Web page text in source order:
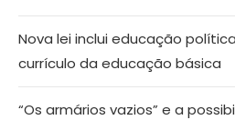
Nova lei inclui educação
currículo da educação básica
“Os armários vazios” e a